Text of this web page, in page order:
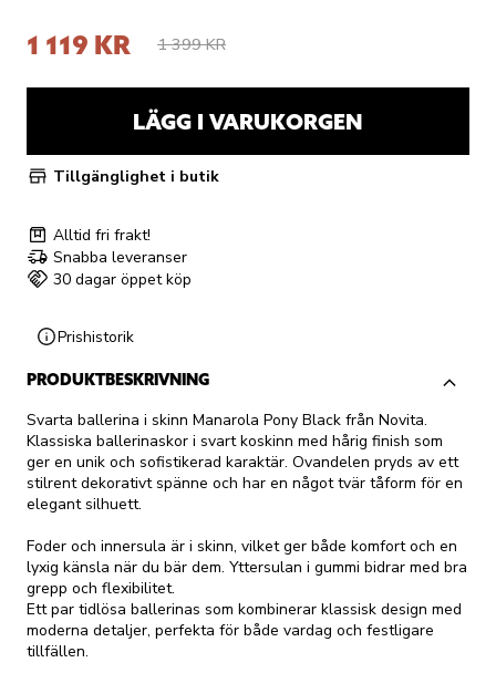
1 119 KR 1 399 KR
LÄGG I VARUKORGEN
Tillgänglighet i butik
Alltid fri frakt!
Snabba leveranser
30 dagar öppet köp
Prishistorik
PRODUKTBESKRIVNING
Svarta ballerina i skinn Manarola Pony Black från Novita.
Klassiska ballerinaskor i svart koskinn med hårig finish som
ger en unik och sofistikerad karaktär. Ovandelen pryds av ett
stilrent dekorativt spänne och har en något tvär tåform för en
elegant silhuett.
Foder och innersula är i skinn, vilket ger både komfort och en
lyxig känsla när du bär dem. Yttersulan i gummi bidrar med bra
grepp och flexibilitet.
Ett par tidlösa ballerinas som kombinerar klassisk design med
moderna detaljer, perfekta för både vardag och festligare
tillfällen.